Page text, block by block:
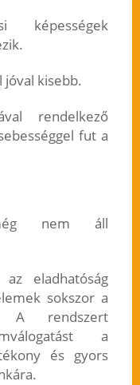
képességek
jóval kisebb.
rendelkező
fut a
nem áll
eladhatóság
sokszor a
A rendszert
a
és gyors